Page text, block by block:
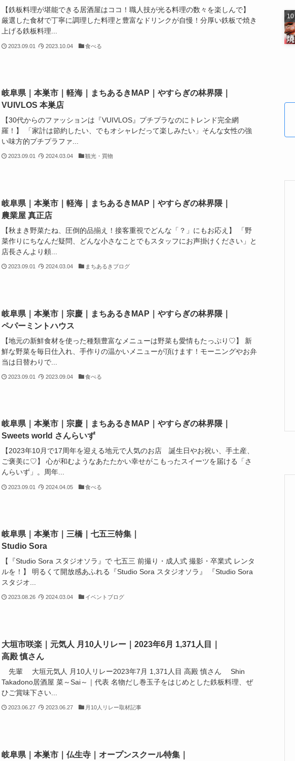
【鉄板料理が堪能できる居酒屋はココ！職人技が光る料理の数々を楽しんで】
厳選した食材で丁寧に調理した料理と豊富なドリンクが自慢！分厚い鉄板で焼き
上げる鉄板料理...
2023.09.01 2023.10.04 食べる
岐阜県｜本巣市｜軽海｜まちあるきMAP｜やすらぎの林界隈｜
VUIVLOS 本巣店
【30代からのファッションは『VUIVLOS』プチプラなのにトレンド完全網
羅！】 「家計は節約したい、でもオシャレだって楽しみたい」そんな女性の強
い味方的プチプラファ...
2023.09.01 2024.03.04 観光・買物
岐阜県｜本巣市｜軽海｜まちあるきMAP｜やすらぎの林界隈｜
農業屋 真正店
【秋まき野菜たね、圧倒的品揃え！接客重視でどんな「？」にもお応え】 「野
菜作りにちなんだ疑問、どんな小さなことでもスタッフにお声掛けください」と
店長さんより頼...
2023.09.01 2024.03.04 まちあるきブログ
岐阜県｜本巣市｜宗慶｜まちあるきMAP｜やすらぎの林界隈｜
ペパーミントハウス
【地元の新鮮食材を使った種類豊富なメニューは野菜も愛情もたっぷり♡】 新
鮮な野菜を毎日仕入れ、手作りの温かいメニューが頂けます！モーニングやお弁
当は日替わりで...
2023.09.01 2023.09.04 食べる
岐阜県｜本巣市｜宗慶｜まちあるきMAP｜やすらぎの林界隈｜
Sweets world さんらいず
【2023年10月で17周年を迎える地元で人気のお店 誕生日やお祝い、手土産、
ご褒美に♡】 心が和むようなあたたかい幸せがこもったスイーツを届ける「さ
んらいず」。周年...
2023.09.01 2024.04.05 食べる
岐阜県｜本巣市｜三橋｜七五三特集｜
Studio Sora
【『Studio Sora スタジオソラ』で 七五三 前撮り・成人式 撮影・卒業式 レンタ
ルを！】 明るくて開放感あふれる『Studio Sora スタジオソラ』 『Studio Sora
スタジオ...
2023.08.26 2024.03.04 イベントブログ
大垣市咲楽｜元気人 月10人リレー｜2023年6月 1,371人目｜
高殿 慎さん
先輩 大垣元気人 月10人リレー2023年7月 1,371人目 高殿 慎さん Shin
Takadono居酒屋 菜～Sai～｜代表 名物だし巻玉子をはじめとした鉄板料理、ぜ
ひご賞味下さい...
2023.06.27 2023.06.27 月10人リレー取材記事
岐阜県｜本巣市｜仏生寺｜オープンスクール特集｜